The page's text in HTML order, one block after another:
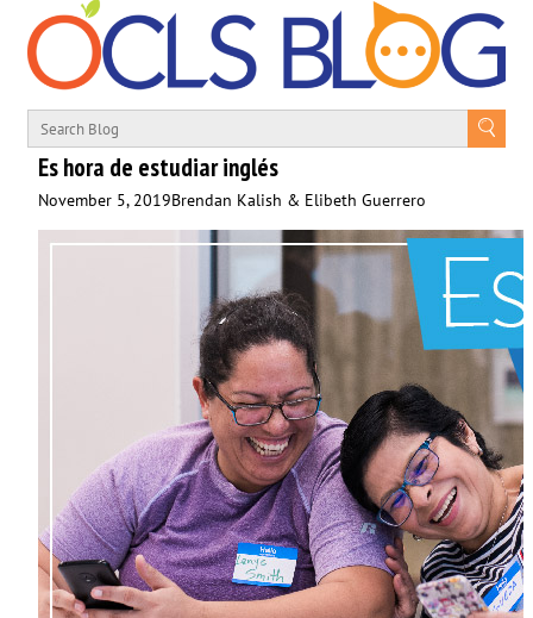
Es hora de estudiar inglés
November 5, 2019Brendan Kalish & Elibeth Guerrero